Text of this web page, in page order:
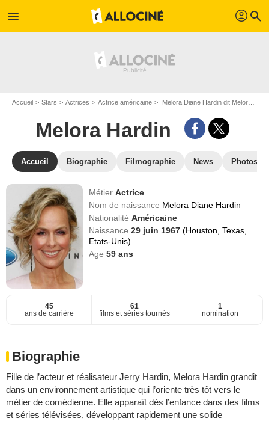
menu profil search
Accueil Stars Actrices Actrice américaine Melora Diane Hardin dit Melora Hardin
Melora Hardin
Accueil Biographie Filmographie News Photos
MétierActrice
Nom de naissance Melora Diane Hardin
NationalitéAméricaine
Naissance29 juin 1967(Houston, Texas,
Etats-Unis)
Age59 ans
45
ans de carrière
61
films et séries tournés
1
nomination
Biographie
Fille de l’acteur et réalisateur Jerry Hardin, Melora Hardin grandit
dans un environnement artistique qui l’oriente très tôt vers le
métier de comédienne. Elle apparaît dès l’enfance dans des films
et séries télévisées, développant rapidement une solide